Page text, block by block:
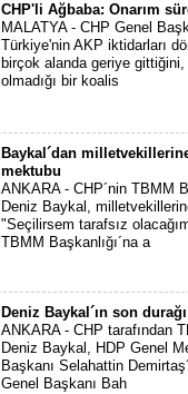
CHP'li Ağbaba: Onarım
MALATYA - CHP Genel
Türkiye'nin AKP iktidarları
birçok alanda geriye
olmadığı bir koalis
Baykal´dan
mektubu
ANKARA - CHP´nin TBMM
Deniz Baykal,
"Seçilirsem tarafsız
TBMM Başkanlığı´na a
Deniz Baykal´ın son
ANKARA - CHP tarafından
Deniz Baykal, HDP Genel
Başkanı Selahattin
Genel Başkanı Bah